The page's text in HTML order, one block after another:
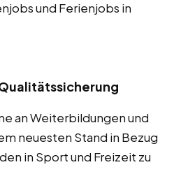
und Ferienjobs in
an Weiterbildungen und
neuesten Stand in Bezug
in Sport und Freizeit zu